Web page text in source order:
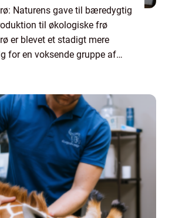
Naturens gave til bæredygtig
til økologiske frø
er blevet et stadigt mere
for en voksende gruppe af